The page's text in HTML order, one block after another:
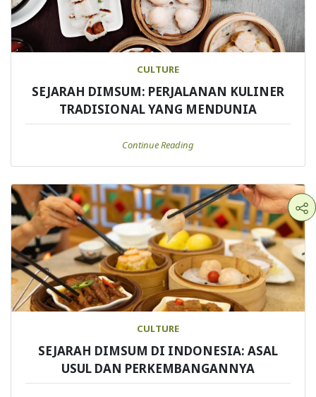
CULTURE
SEJARAH DIMSUM: PERJALANAN KULINER
TRADISIONAL YANG MENDUNIA
Continue Reading
CULTURE
SEJARAH DIMSUM DI INDONESIA: ASAL
USUL DAN PERKEMBANGANNYA